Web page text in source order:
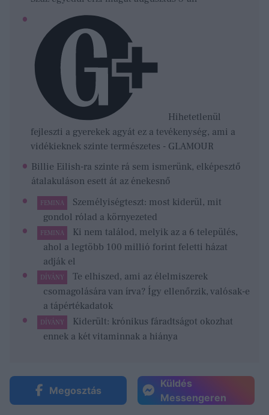
Hihetetlenül
fejleszti a gyerekek agyát ez a tevékenység, ami a
vidékieknek szinte természetes - GLAMOUR
Billie Eilish-ra szinte rá sem ismerünk, elképesztő
átalakuláson esett át az énekesnő
FEMINA
Személyiségteszt: most kiderül, mit
gondol rólad a környezeted
FEMINA
Ki nem találod, melyik az a 6 település,
ahol a legtöbb 100 millió forint feletti házat
adják el
DÍVÁNY
Te elhiszed, ami az élelmiszerek
csomagolására van írva? Így ellenőrzik, valósak-e
a tápértékadatok
DÍVÁNY
Kiderült: krónikus fáradtságot okozhat
ennek a két vitaminnak a hiánya
Megosztás
Küldés
Messengeren